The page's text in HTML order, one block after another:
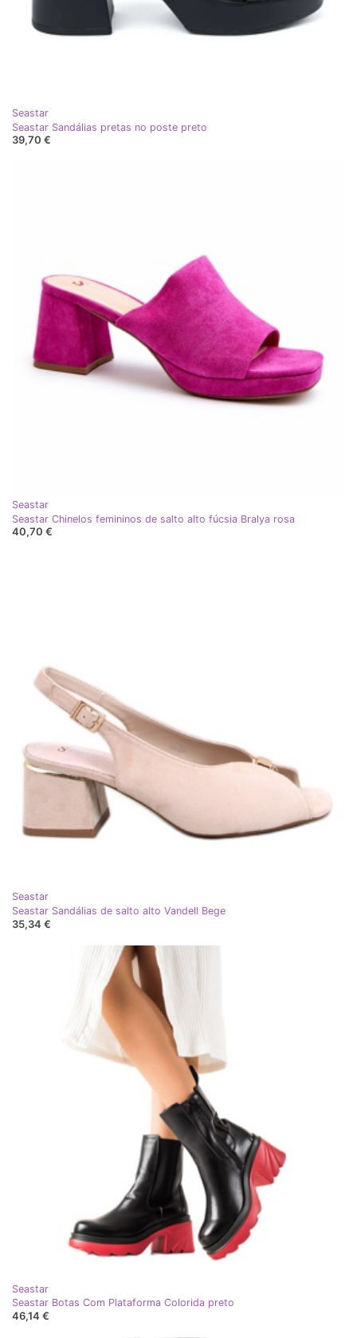
Seastar
Seastar Sandálias pretas no poste preto
39,70 €
Seastar
Seastar Chinelos femininos de salto alto fúcsia Bralya rosa
40,70 €
Seastar
Seastar Sandálias de salto alto Vandell Bege
35,34 €
Seastar
Seastar Botas Com Plataforma Colorida preto
46,14 €